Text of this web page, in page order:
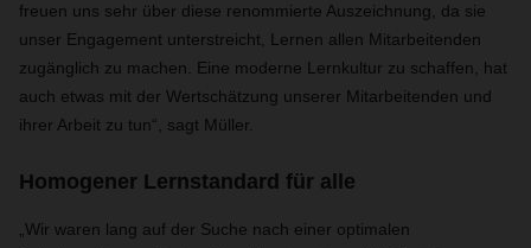
freuen uns sehr über diese renommierte Auszeichnung, da sie
unser Engagement unterstreicht, Lernen allen Mitarbeitenden
zugänglich zu machen. Eine moderne Lernkultur zu schaffen, hat
auch etwas mit der Wertschätzung unserer Mitarbeitenden und
ihrer Arbeit zu tun“, sagt Müller.
Homogener Lernstandard für alle
„Wir waren lang auf der Suche nach einer optimalen